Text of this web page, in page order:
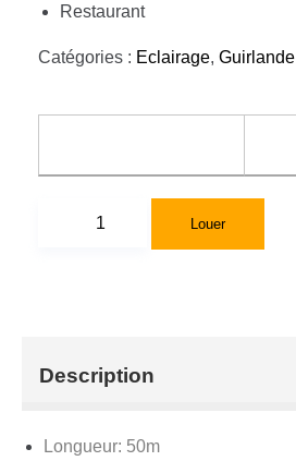
Restaurant
Catégories : Eclairage, Guirlande
Louer
Description
Longueur: 50m